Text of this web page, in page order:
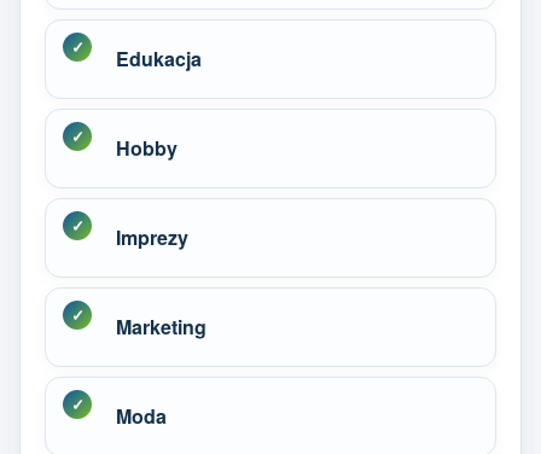
Edukacja
Hobby
Imprezy
Marketing
Moda